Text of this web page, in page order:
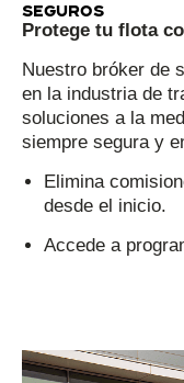
Seguros
Protege tu flota
Nuestro bróker de
en la industria de
soluciones a la
siempre segura y
Elimina
desde el inicio.
Accede a